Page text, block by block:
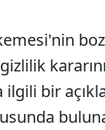
ilgili bir